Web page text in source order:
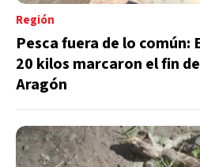
Región
Pesca fuera de lo común:
20 kilos marcaron el fin
Aragón